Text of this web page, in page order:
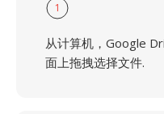
1
从计算机，Google
面上拖拽选择文件.